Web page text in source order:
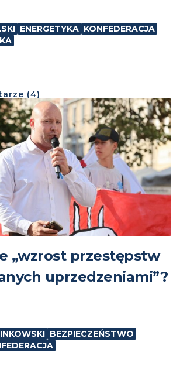
ENERGETYKA KONFEDERACJA
(4)
„wzrost przestępstw
uprzedzeniami”?
BEZPIECZEŃSTWO